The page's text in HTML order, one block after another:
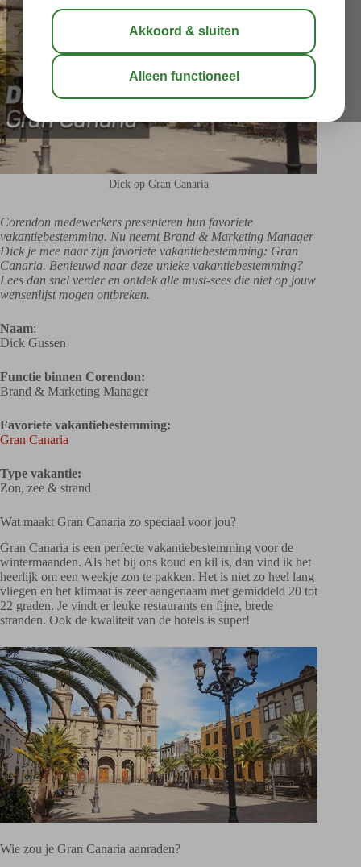
Dick op Gran Canaria
Corendon medewerkers presenteren hun favoriete
vakantiebestemming. Nu neemt Brand & Marketing Manager
Dick je mee naar zijn favoriete vakantiebestemming: Gran
Canaria. Benieuwd naar deze unieke vakantiebestemming?
Lees dan snel verder en ontdek alle must-sees die niet op jouw
wensenlijst mogen ontbreken.
Naam:
Dick Gussen
Functie binnen Corendon:
Brand & Marketing Manager
Favoriete vakantiebestemming:
Gran Canaria
Type vakantie:
Zon, zee & strand
Wat maakt Gran Canaria zo speciaal voor jou?
Gran Canaria is een perfecte vakantiebestemming voor de
wintermaanden. Als het bij ons koud en kil is, dan vind ik het
heerlijk om een weekje zon te pakken. Het is niet zo heel lang
vliegen en het klimaat is zeer aangenaam met gemiddeld 20 tot
22 graden. Je vindt er leuke restaurants en fijne, brede
stranden. Ook de kwaliteit van de hotels is super!
Wie zou je Gran Canaria aanraden?